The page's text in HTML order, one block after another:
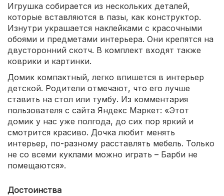
Игрушка собирается из нескольких деталей,
которые вставляются в пазы, как конструктор.
Изнутри украшается наклейками с красочными
обоями и предметами интерьера. Они крепятся на
двусторонний скотч. В комплект входят также
коврики и картинки.
Домик компактный, легко впишется в интерьер
детской. Родители отмечают, что его лучше
ставить на стол или тумбу. Из комментария
пользователя с сайта Яндекс Маркет: «Этот
домик у нас уже полгода, до сих пор яркий и
смотрится красиво. Дочка любит менять
интерьер, по-разному расставлять мебель. Только
не со всеми куклами можно играть – Барби не
помещаются».
Достоинства